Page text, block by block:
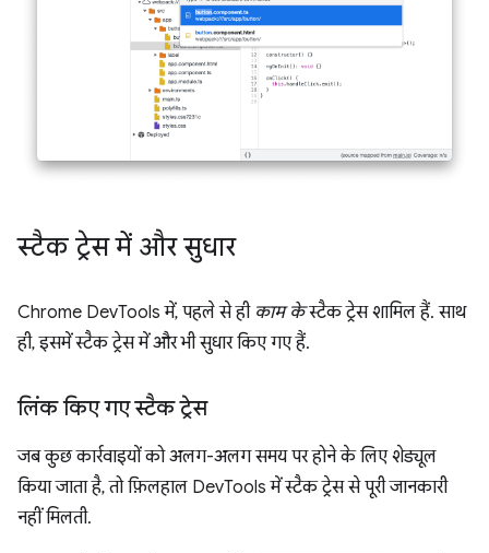
स्टैक ट्रेस में और सुधार
Chrome DevTools में, पहले से ही काम केस्टैक ट्रेस शामिल हैं. साथ
ही, इसमें स्टैक ट्रेस में और भी सुधार किए गए हैं.
लिंक किए गए स्टैक ट्रेस
जब कुछ कार्रवाइयों को अलग-अलग समय पर होने के लिए शेड्यूल
किया जाता है, तो फ़िलहाल DevTools में स्टैक ट्रेस से पूरी जानकारी
नहीं मिलती.